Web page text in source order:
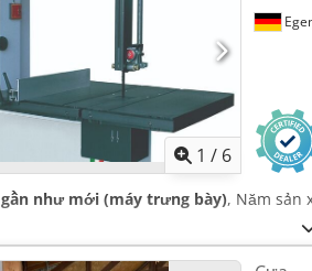
1 / 6
gần như mới (máy trưng bày), Năm sản